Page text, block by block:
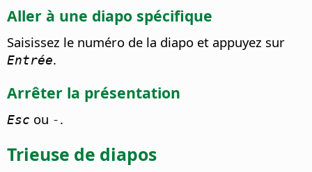
Aller à une diapo spécifique
Saisissez le numéro de la diapo et appuyez sur
Entrée.
Arrêter la présentation
Esc ou -.
Trieuse de diapos